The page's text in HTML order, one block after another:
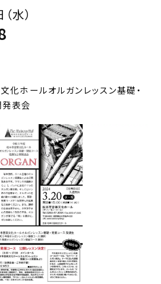
（水）
ホールオルガンレッスン基礎・
表会